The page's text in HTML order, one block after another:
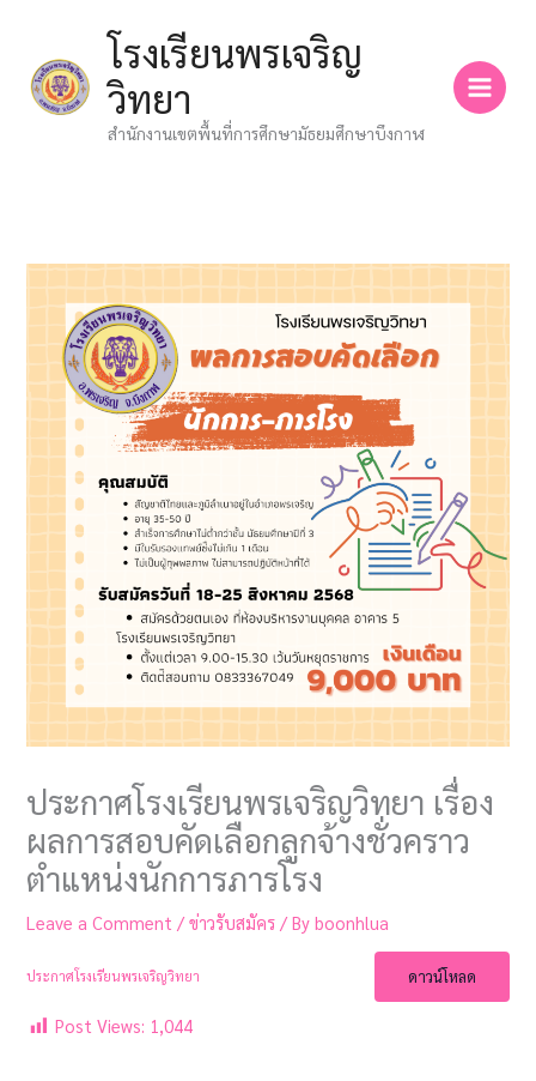
content
โรงเรียนพรเจริญ
วิทยา
สำนักงานเขตพื้นที่การศึกษามัธยมศึกษาบึงกาฬ
ประกาศโรงเรียนพรเจริญวิทยา เรื่อง
ผลการสอบคัดเลือกลูกจ้างชั่วคราว
ตำแหน่งนักการภารโรง
Leave a Comment /ข่าวรับสมัคร / Byboonhlua
ประกาศโรงเรียนพรเจริญวิทยา ดาวน์โหลด
Post Views: 1,044